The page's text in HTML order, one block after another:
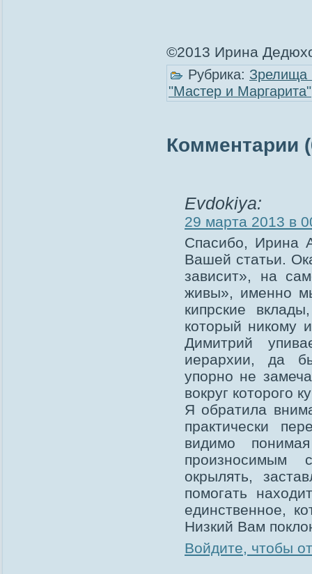
©2013 Ирина
Рубрика: Зрелища
"Мастер и Маргарита"
Комментарии
Evdokiya:
29 марта 2013 в
Спасибо, Ирина
Вашей статьи.
зависит», на
живы», именно
кипрские
который никому
Димитрий
иерархии, да
упорно не
вокруг которого
Я обратила
практически
видимо
произносимым
окрылять,
помогать
единственное,
Низкий Вам
Войдите, чтобы